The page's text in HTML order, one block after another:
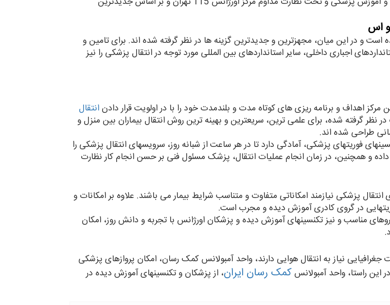
و در این میان، مجهزترین و جدیدترین گزینه ها در نظر گرفته شده اند. برای تامین و
اجباری داخلی، سایر استانداردهای بین المللی مورد توجه در انتقال پزشکی را نیز
اهداف و برنامه ریزی های کوتاه مدت و بلندمدت خود را با در اولویت قرار دادن انتقال
نظر گرفته شده، برای علمی ترین، سریعترین و بهینه ترین روش انتقال بیماران بین منزل و
طراحی شده اند.
فوریتهای پزشکی، آمادگی دارد تا در هر ساعت از شبانه روز، سرویسهای انتقال پزشکی را
داده و همچنین، در زمان انجام عملیات انتقال، پزشک مسئول فنی بر حسن انجام کار نظارت
پزشکی نیازمند امکاناتی متفاوت و متناسب شرایط بیمار می باشند. علاوه بر امکانات و
در گروی کادری آموزش دیده و مجرب است.
مناسب و نیز تکنسینهای آموزش دیده و پزشکان اورژانس با تجربه و دانش روز، امکان
نیاز به انتقال هوایی دارند، واحد آمبولانس کمک رسان، امکان پروازهای پزشکی
این راستا، واحد آمبولانس کمک رسان ایران، از پزشکان و تکنسینهای آموزش دیده در